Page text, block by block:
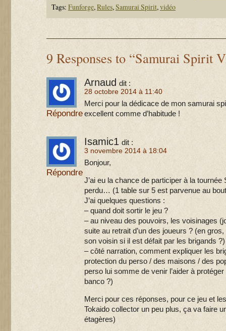
Tags: Funforge,Rules,Samurai Spirit,vidéo
9 Responses to “Samurai Spirit
Arnaud dit :
28 octobre 2014 à 11:40
Merci pour la dédicace de mon samurai
excellent comme d’habitude !
Répondre
Isamic1 dit :
3 novembre 2014 à 18:04
Bonjour,
J’ai eu la chance de participer à la
perdu… (1 table sur 5 est parvenue au
J’ai quelques questions :
– quand doit sortir le jeu ?
– au niveau des pouvoirs, les voisinages
suite au retrait d’un des joueurs ? (en
son voisin si il est défait par les brigands ?)
– côté narration, comment expliquer les
protection du perso / des maisons / des
perso lui somme de venir l’aider à
banco ?)
Merci pour ces réponses, pour ce jeu et
Tokaido collector un peu plus, ça va faire
étagères)
Répondre